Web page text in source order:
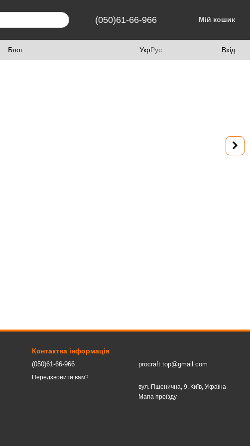
(050)61-66-966 Мій кошик
Блог УкрРус Вхід
Контактна інформація
(050)61-66-966
Передзвонити вам?
procraft.top@gmail.com
вул. Пшенична, 9, Київ, Україна
Мапа проїзду